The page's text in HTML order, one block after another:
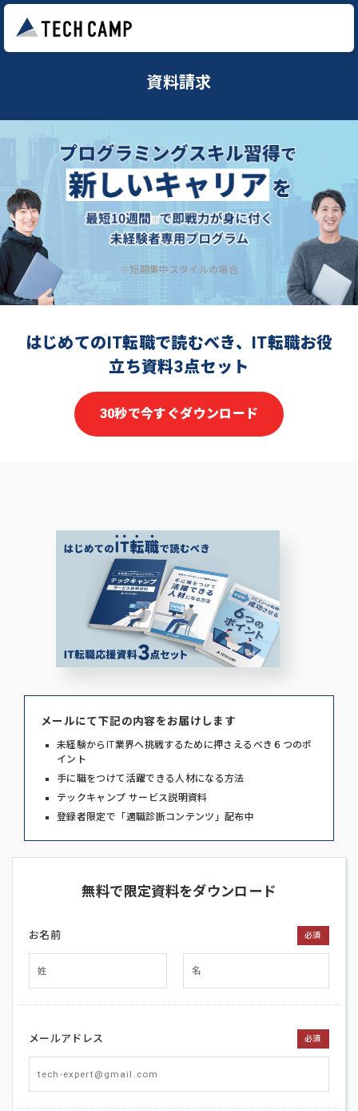
資料請求
※短期集中スタイルの場合
はじめてのIT転職で読むべき、IT転職お役
立ち資料3点セット
30秒で今すぐダウンロード
メールにて下記の内容をお届けします
未経験からIT業界へ挑戦するために押さえるべき６つのポ
イント
手に職をつけて活躍できる人材になる方法
テックキャンプ サービス説明資料
登録者限定で「適職診断コンテンツ」配布中
無料で限定資料をダウンロード
お名前 必須
メールアドレス 必須